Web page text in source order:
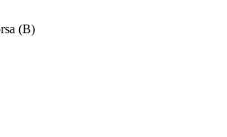
(B)